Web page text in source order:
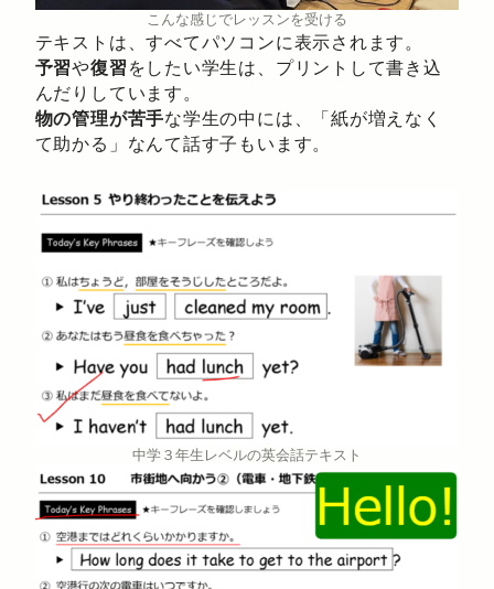
こんな感じでレッスンを受ける
テキストは、すべてパソコンに表示されます。
予習や復習 をしたい学生は、プリントして書き込
んだりしています。
物の管理が苦手な学生の中には、「紙が増えなく
て助かる」なんて話す子もいます。
中学３年生レベルの英会話テキスト